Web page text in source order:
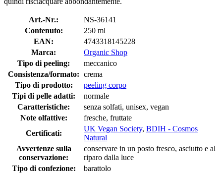
Art.-Nr.:
NS-36141
Contenuto:
250 ml
EAN:
4743318145228
Marca:
Organic Shop
Tipo di peeling:
meccanico
Consistenza/formato: crema
Tipo di prodotto:
peeling corpo
Tipi di pelle adatti:
normale
Caratteristiche:
senza solfati, unisex, vegan
Note olfattive:
fresche, fruttate
Certificati:
UK Vegan Society, BDIH - Cosmos
Natural
Avvertenze sulla
conservazione:
conservare in un posto fresco, asciutto e al
riparo dalla luce
Tipo di confezione:
barattolo